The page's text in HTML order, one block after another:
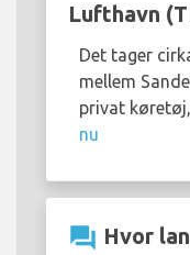
Lufthavn
Det tager
mellem
privat
nu
question_answer Hvor